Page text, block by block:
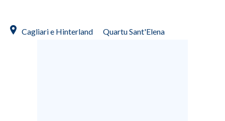
Cagliari e Hinterland Quartu Sant'Elena